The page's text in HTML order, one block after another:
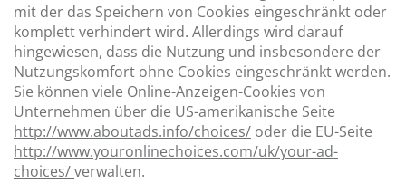
mit der das Speichern von Cookies eingeschränkt oder
komplett verhindert wird. Allerdings wird darauf
hingewiesen, dass die Nutzung und insbesondere der
Nutzungskomfort ohne Cookies eingeschränkt werden.
Sie können viele Online-Anzeigen-Cookies von
Unternehmen über die US-amerikanische Seite
http://www.aboutads.info/choices/ oder die EU-Seite
http://www.youronlinechoices.com/uk/your-ad-
choices/verwalten.